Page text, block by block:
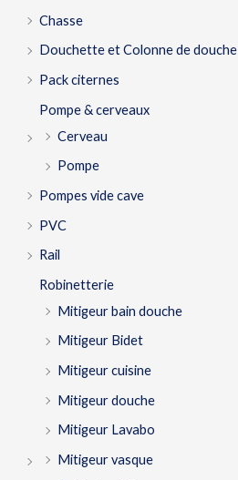
Chasse
Douchette et Colonne de douche
Pack citernes
Pompe & cerveaux
Cerveau
Pompe
Pompes vide cave
PVC
Rail
Robinetterie
Mitigeur bain douche
Mitigeur Bidet
Mitigeur cuisine
Mitigeur douche
Mitigeur Lavabo
Mitigeur vasque